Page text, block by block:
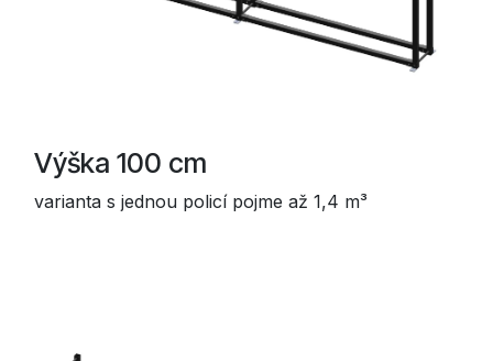
Výška 100 cm
varianta s jednou policí pojme až 1,4 m³